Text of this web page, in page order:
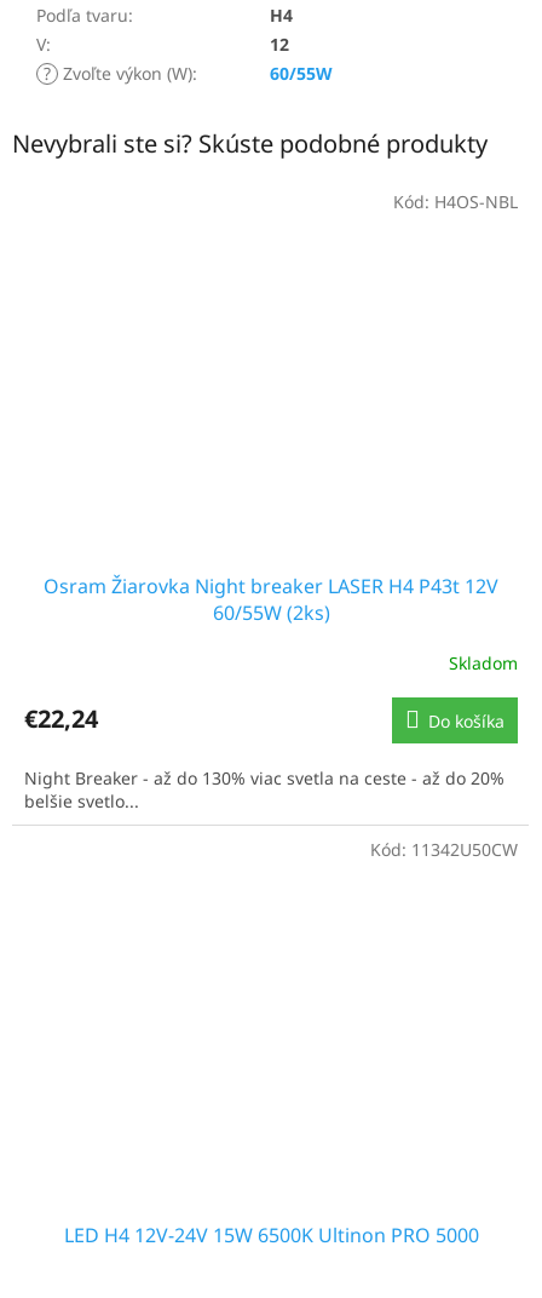
Podľa tvaru:
H4
V:
12
? Zvoľte výkon (W): 60/55W
Nevybrali ste si? Skúste podobné produkty
Osram Žiarovka Night breaker LASER H4 P43t 12V
60/55W (2ks)
Skladom
€22,24 Do košíka
Night Breaker - až do 130% viac svetla na ceste - až do 20%
belšie svetlo...
Kód: H4OS-NBL
LED H4 12V-24V 15W 6500K Ultinon PRO 5000
Kód: 11342U50CW